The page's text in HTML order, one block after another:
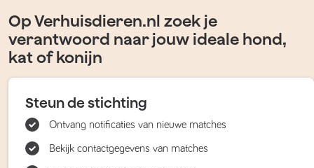
Op Verhuisdieren.nl zoek je
verantwoord naar jouw ideale hond,
kat of konijn
Steun de stichting
Ontvang notificaties van nieuwe matches
Bekijk contactgegevens van matches